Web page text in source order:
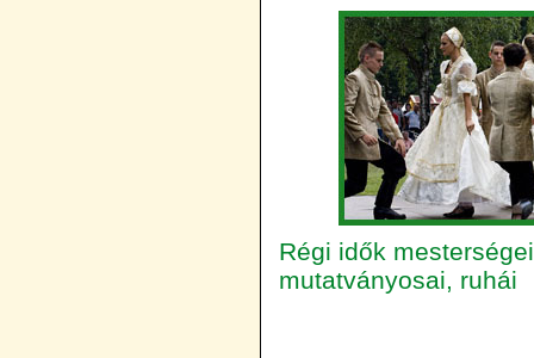
Régi idők
mutatványosai, ruhái